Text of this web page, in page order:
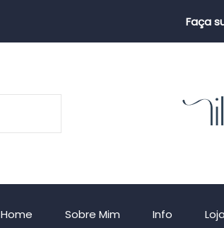
Faça
Home Sobre Mim Info Loja